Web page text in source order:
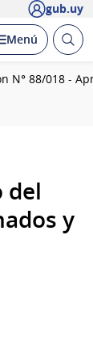
gub.uy
Desplegar
Menú Abrir
N° 88/018 -
del
y